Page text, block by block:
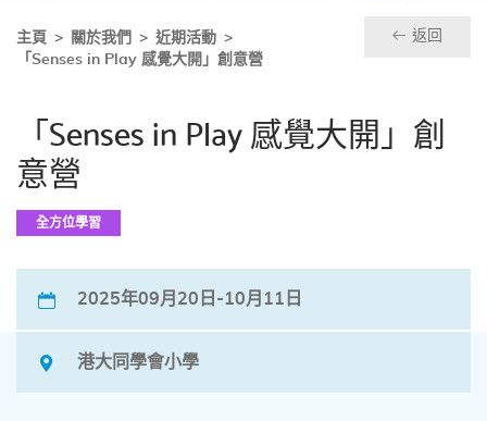
主頁 關於我們
近期活動
「Senses in Play 感覺大開」創意營
返回
「Senses in Play 感覺大開」創
意營
全方位學習
2025年09月20日-10月11日
港大同學會小學